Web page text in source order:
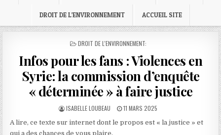
DROIT DE L’ENVIRONNEMENT ACCUEIL SITE
POSTED
DROIT DE L'ENVIRONNEMENT:
Infos pour les fans : Violences en
Syrie: la commission d’enquête
« déterminée » à faire justice
AUTHOR:
ISABELLE LOUBEAU
PUBLISHED
11 MARS 2025
A lire, ce texte sur internet dont le propos est « la justice » et
qui a des chances de vous plaire.